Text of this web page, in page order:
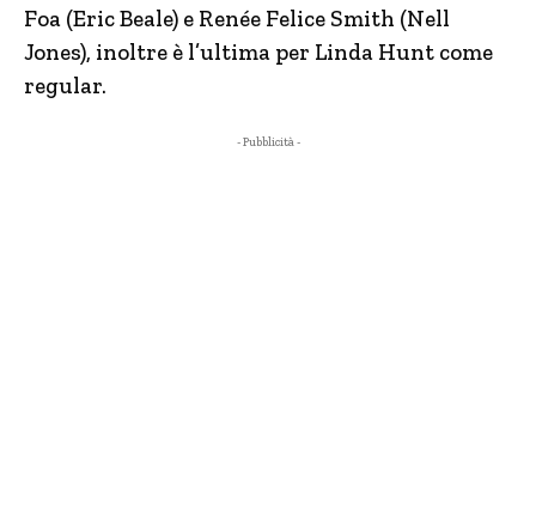
Foa (Eric Beale) e Renée Felice Smith (Nell
Jones), inoltre è l’ultima per Linda Hunt come
regular.
- Pubblicità -